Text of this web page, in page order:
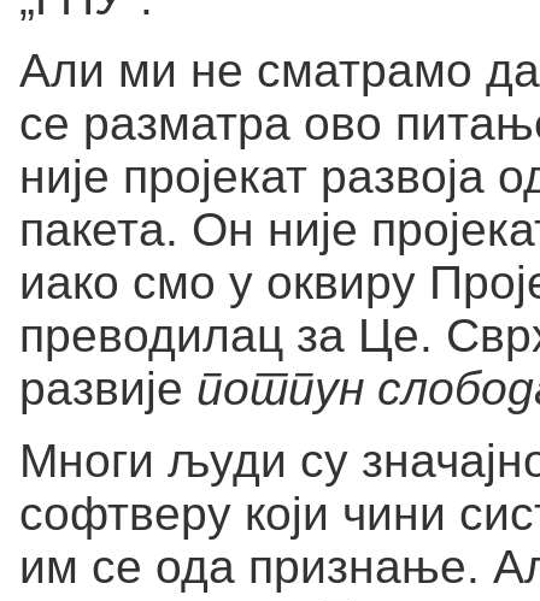
Али ми не сматрамо
се разматра ово
није пројекат развоја
пакета. Он није
иако смо у оквиру
преводилац за Це.
развије потпун
Многи људи су
софтверу који чини
им се ода признање.